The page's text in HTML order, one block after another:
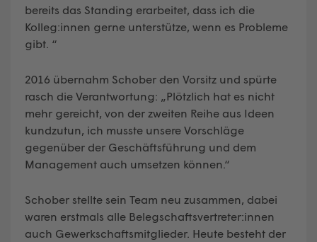
bereits das Standing erarbeitet, dass ich die
Kolleg:innen gerne unterstütze, wenn es Probleme
gibt. “
2016 übernahm Schober den Vorsitz und spürte
rasch die Verantwortung: „Plötzlich hat es nicht
mehr gereicht, von der zweiten Reihe aus Ideen
kundzutun, ich musste unsere Vorschläge
gegenüber der Geschäftsführung und dem
Management auch umsetzen können.“
Schober stellte sein Team neu zusammen, dabei
waren erstmals alle Belegschaftsvertreter:innen
auch Gewerkschaftsmitglieder. Heute besteht der